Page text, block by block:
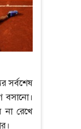
সর্বশেষ
বসানো।
না রেখে